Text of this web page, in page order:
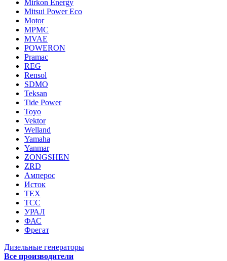
Mirkon Energy
Mitsui Power Eco
Motor
MPMC
MVAE
POWERON
Pramac
REG
Rensol
SDMO
Teksan
Tide Power
Toyo
Vektor
Welland
Yamaha
Yanmar
ZONGSHEN
ZRD
Амперос
Исток
ТЕХ
ТСС
УРАЛ
ФАС
Фрегат
Дизельные генераторы
Все производители